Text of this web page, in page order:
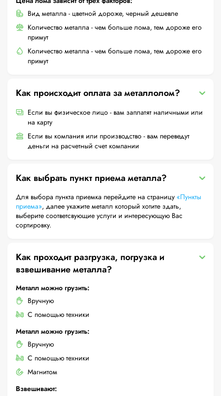
Вид металла - цветной дороже, черный дешевле
Количество металла - чем больше лома, тем дороже его
примут
Количество металла - чем больше лома, тем дороже его
примут
Как происходит оплата за металлолом?
Если вы физическое лицо - вам заплатят наличными или
на карту
Если вы компания или производство - вам переведут
деньги на расчетный счет компании
Как выбрать пункт приема металла?
Для выбора пункта приемка перейдите на страницу «Пункты
приема», далее укажите металл который хотите здать,
выберите соответсвующие услуги и интересующую Вас
сортировку.
Как проходит разгрузка, погрузка и
взвешивание металла?
Металл можно грузить:
Вручную
С помощью техники
Металл можно грузить:
Вручную
С помощью техники
Магнитом
Взвешивают: